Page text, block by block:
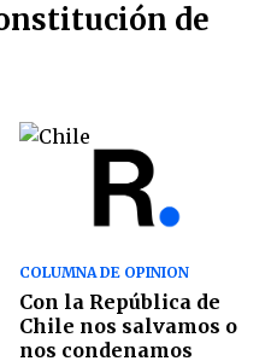
de
COLUMNA DE OPINION
Con la República de
Chile nos salvamos o
nos condenamos